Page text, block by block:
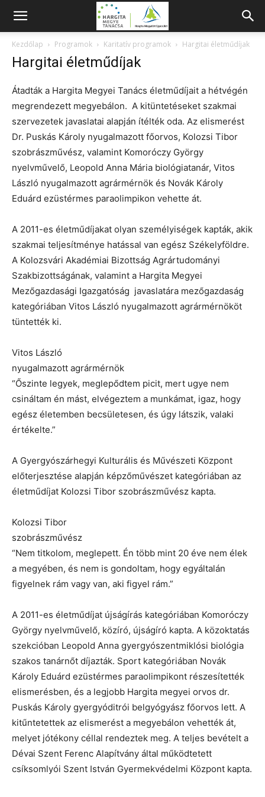
Kezdőlap Programok Karitatív programok Hargitai életműdíjak
Hargitai életműdíjak
Átadták a Hargita Megyei Tanács életműdíjait a hétvégén
megrendezett megyebálon. A kitüntetéseket szakmai
szervezetek javaslatai alapján ítélték oda. Az elismerést
Dr. Puskás Károly nyugalmazott főorvos, Kolozsi Tibor
szobrászművész, valamint Komoróczy György
nyelvművelő, Leopold Anna Mária biológiatanár, Vitos
László nyugalmazott agrármérnök és Novák Károly
Eduárd ezüstérmes paraolimpikon vehette át.
A 2011-es életműdíjakat olyan személyiségek kapták, akik
szakmai teljesítménye hatással van egész Székelyföldre.
A Kolozsvári Akadémiai Bizottság Agrártudományi
Szakbizottságának, valamint a Hargita Megyei
Mezőgazdasági Igazgatóság javaslatára mezőgazdaság
kategóriában Vitos László nyugalmazott agrármérnököt
tüntették ki.
Vitos László
nyugalmazott agrármérnök
“Őszinte legyek, meglepődtem picit, mert ugye nem
csináltam én mást, elvégeztem a munkámat, igaz, hogy
egész életemben becsületesen, és úgy látszik, valaki
értékelte.”
A Gyergyószárhegyi Kulturális és Művészeti Központ
előterjesztése alapján képzőművészet kategóriában az
életműdíjat Kolozsi Tibor szobrászművész kapta.
Kolozsi Tibor
szobrászművész
“Nem titkolom, meglepett. Én több mint 20 éve nem élek
a megyében, és nem is gondoltam, hogy egyáltalán
figyelnek rám vagy van, aki figyel rám.”
A 2011-es életműdíjat újságírás kategóriában Komoróczy
György nyelvművelő, közíró, újságíró kapta. A közoktatás
szekcióban Leopold Anna gyergyószentmiklósi biológia
szakos tanárnőt díjazták. Sport kategóriában Novák
Károly Eduárd ezüstérmes paraolimpikont részesítették
elismerésben, és a legjobb Hargita megyei orvos dr.
Puskás Károly gyergyóditrói belgyógyász főorvos lett. A
kitűntetettek az elismerést a megyebálon vehették át,
melyet jótékony céllal rendeztek meg. A teljes bevételt a
Dévai Szent Ferenc Alapítvány által működtetett
csíksomlyói Szent István Gyermekvédelmi Központ kapta.